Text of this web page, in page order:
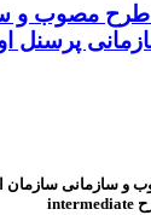
طرح مصوب و
و سازمانی سازمان